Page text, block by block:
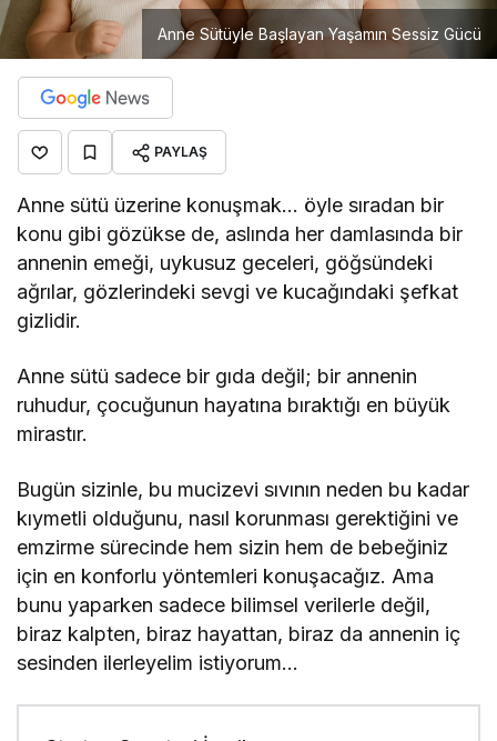
Anne Sütüyle Başlayan Yaşamın Sessiz Gücü
PAYLAŞ
Anne sütü üzerine konuşmak… öyle sıradan bir
konu gibi gözükse de, aslında her damlasında bir
annenin emeği, uykusuz geceleri, göğsündeki
ağrılar, gözlerindeki sevgi ve kucağındaki şefkat
gizlidir.
Anne sütü sadece bir gıda değil; bir annenin
ruhudur, çocuğunun hayatına bıraktığı en büyük
mirastır.
Bugün sizinle, bu mucizevi sıvının neden bu kadar
kıymetli olduğunu, nasıl korunması gerektiğini ve
emzirme sürecinde hem sizin hem de bebeğiniz
için en konforlu yöntemleri konuşacağız. Ama
bunu yaparken sadece bilimsel verilerle değil,
biraz kalpten, biraz hayattan, biraz da annenin iç
sesinden ilerleyelim istiyorum…